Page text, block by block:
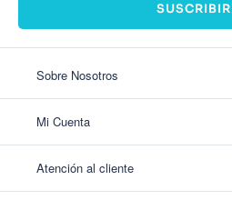
Sobre Nosotros
Nuestas tiendas
Mi Cuenta
Ver mis Pedidos
Atención al cliente